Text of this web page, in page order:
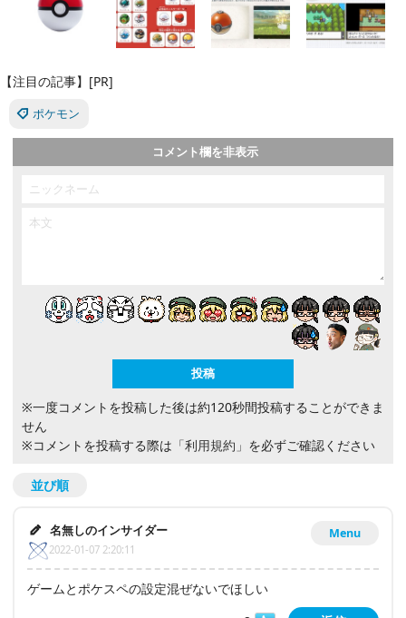
【注目の記事】[PR]
ポケモン
コメント欄を非表示
※一度コメントを投稿した後は約120秒間投稿することができま
せん
※コメントを投稿する際は 「利用規約」 を必ずご確認ください
並び順
Menu
名無しのインサイダー
2022-01-07 2:20:11
ゲームとポケスペの設定混ぜないでほしい